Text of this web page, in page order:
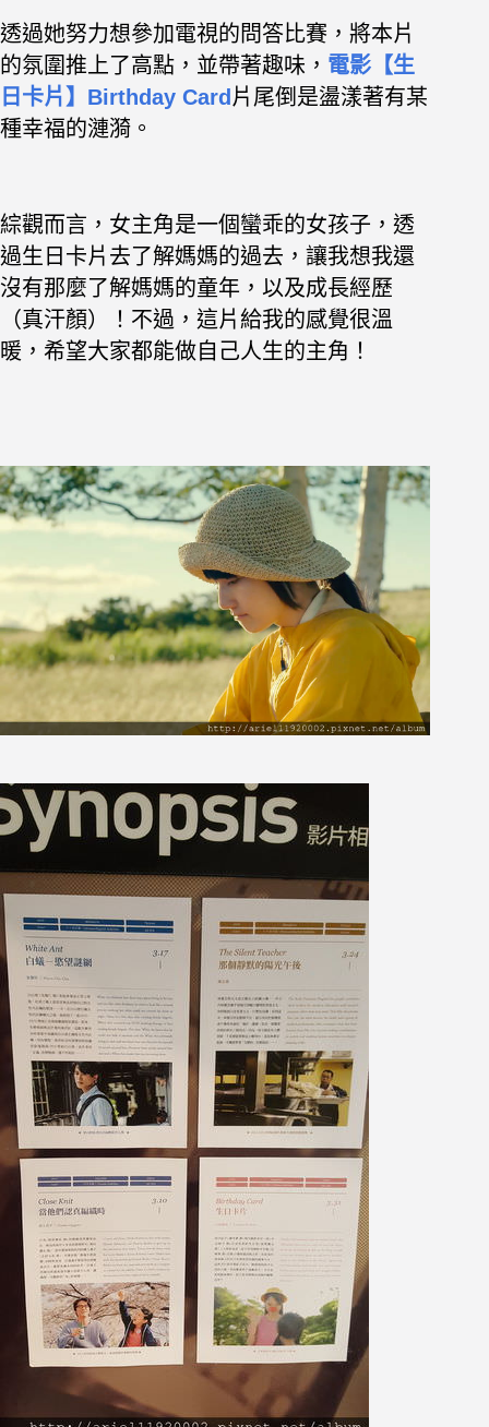
透過她努力想參加電視的問答比賽，將本片
的氛圍推上了高點，並帶著趣味， 電影【生
日卡片】Birthday Card片尾倒是盪漾著有某
種幸福的漣漪。
綜觀而言，女主角是一個蠻乖的女孩子，透
過生日卡片去了解媽媽的過去，讓我想我還
沒有那麼了解媽媽的童年，以及成長經歷
（真汗顏）！不過，這片給我的感覺很溫
暖，希望大家都能做自己人生的主角！